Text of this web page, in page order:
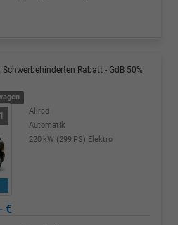
Rabatt - GdB 50%
Allrad
Automatik
220 kW (299 PS) Elektro
€